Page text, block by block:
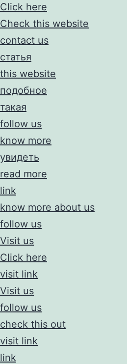
Click here
Check this website
contact us
статья
this website
подобное
такая
follow us
know more
увидеть
read more
link
know more about us
follow us
Visit us
Click here
visit link
Visit us
follow us
check this out
visit link
link